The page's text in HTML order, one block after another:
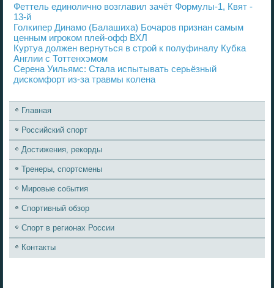
Феттель единолично возглавил зачёт Формулы-1, Квят -
13-й
Голкипер Динамо (Балашиха) Бочаров признан самым
ценным игроком плей-офф ВХЛ
Куртуа должен вернуться в строй к полуфиналу Кубка
Англии с Тоттенхэмом
Серена Уильямс: Cтала испытывать серьёзный
дискомфорт из-за травмы колена
Главная
Российский спорт
Достижения, рекорды
Тренеры, спортсмены
Мировые события
Спортивный обзор
Спорт в регионах России
Контакты